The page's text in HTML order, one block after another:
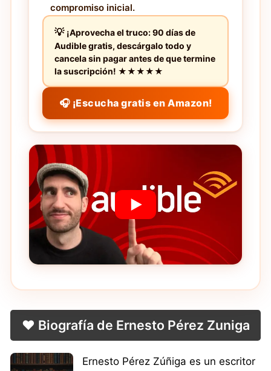
compromiso inicial.
¡Aprovecha el truco: 90 días de
Audible gratis, descárgalo todo y
cancela sin pagar antes de que termine
la suscripción! ★★★★★
🎧 ¡Escucha gratis en Amazon!
❤️ Biografía de Ernesto Pérez Zuniga
Ernesto Pérez Zúñiga es un escritor